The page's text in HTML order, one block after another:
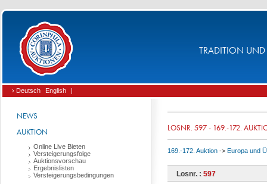
TRADITION UND
› Deutsch English |
NEWS
AUKTION
Online Live Bieten
Versteigerungsfolge
Auktionsvorschau
Ergebnislisten
Versteigerungsbedingungen
LOSNR. 597 - 169.-172.
169.-172. Auktion -> Europa und
Losnr. : 597